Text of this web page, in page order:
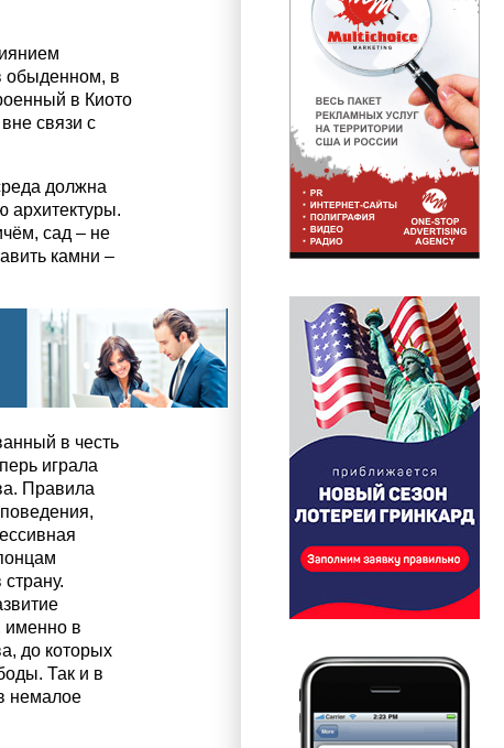
обыденном, в
в Киото
связи с
должна
архитектуры.
сад – не
камни –
в честь
играла
Правила
именно в
до которых
Так и в
немалое